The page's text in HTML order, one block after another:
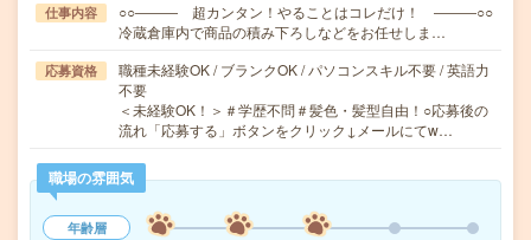
仕事内容
○○――― 超カンタン！やることはコレだけ！ ―――○○
冷蔵倉庫内で商品の積み下ろしなどをお任せしま…
応募資格
職種未経験OK / ブランクOK / パソコンスキル不要 / 英語力
不要
＜未経験OK！＞＃学歴不問＃髪色・髪型自由！○応募後の
流れ「応募する」ボタンをクリック↓メールにてw…
職場の雰囲気
年齢層